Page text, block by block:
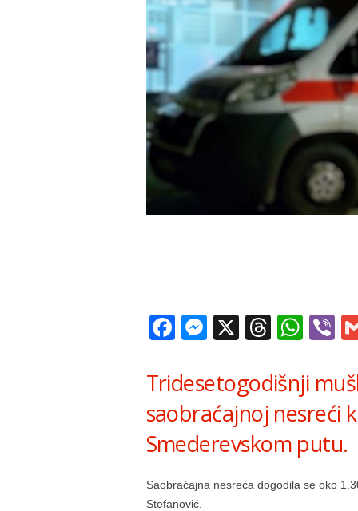
Facebook
Messenger
X
Tridesetogodišnji
saobraćajnoj nesreći
Smederevskom putu.
Saobraćajna nesreća dogodila se oko
Stefanović.